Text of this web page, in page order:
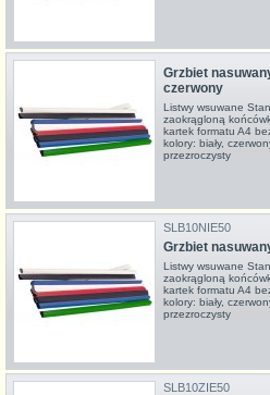
Grzbiet
czerwony
Listwy wsuwane
zaokrągloną
kartek formatu A4
kolory: biały,
przezroczysty
SLB10NIE50
Grzbiet
Listwy wsuwane
zaokrągloną
kartek formatu A4
kolory: biały,
przezroczysty
SLB10ZIE50